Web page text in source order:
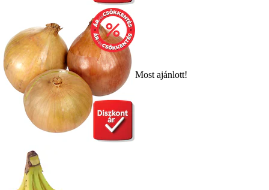
Most ajánlott!